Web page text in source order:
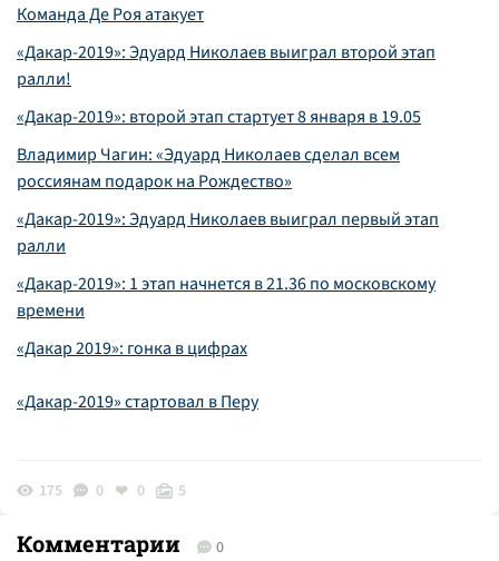
Команда Де Роя атакует
«Дакар-2019»: Эдуард Николаев выиграл второй этап
ралли!
«Дакар-2019»: второй этап стартует 8 января в 19.05
Владимир Чагин: «Эдуард Николаев сделал всем
россиянам подарок на Рождество»
«Дакар-2019»: Эдуард Николаев выиграл первый этап
ралли
«Дакар-2019»: 1 этап начнется в 21.36 по московскому
времени
«Дакар 2019»: гонка в цифрах
«Дакар-2019» стартовал в Перу
175 0 0 5
Комментарии 0